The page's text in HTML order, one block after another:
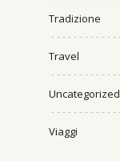
Tradizione
Travel
Uncategorized
Viaggi